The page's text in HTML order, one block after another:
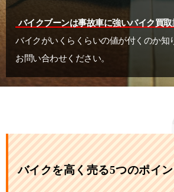
バイクブーンは事故車に強いバイク買取
バイクがいくらくらいの値が付くのか知
お問い合わせください。
バイクを高く売る5つのポイン